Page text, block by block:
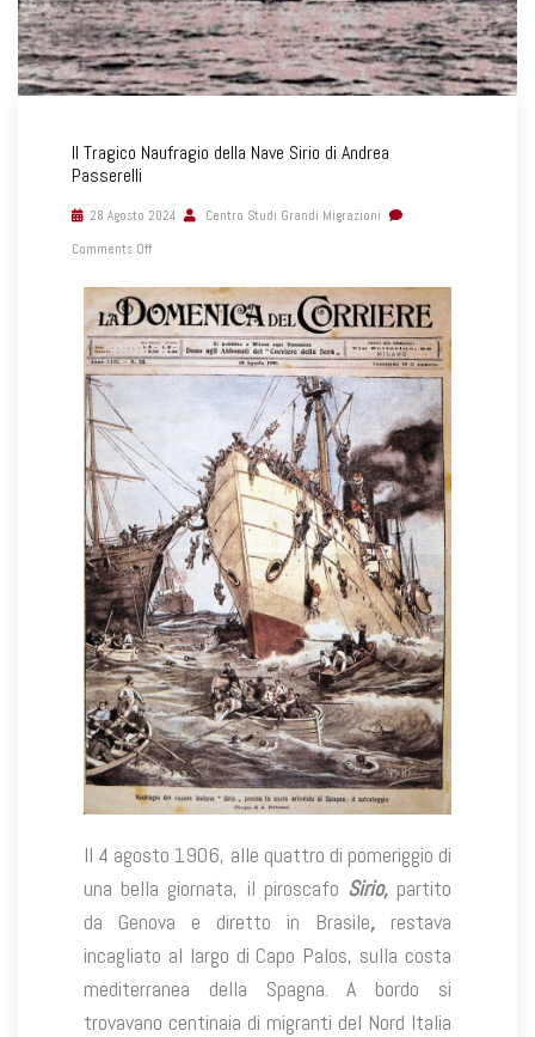
Il Tragico Naufragio della Nave Sirio di Andrea
Passerelli
28 Agosto 2024
Centro Studi Grandi Migrazioni
Comments Off
Il 4 agosto 1906, alle quattro di pomeriggio di
una bella giornata, il piroscafo Sirio, partito
da Genova e diretto in Brasile, restava
incagliato al largo di Capo Palos, sulla costa
mediterranea della Spagna. A bordo si
trovavano centinaia di migranti del Nord Italia